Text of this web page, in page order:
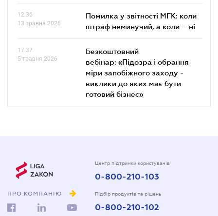
12.36
13 травня 2026
Помилка у звітності МГК: коли
штраф неминучий, а коли – ні
17.37
5 травня 2026
Безкоштовний
вебінар: «Підозра і обрання
міри запобіжного заходу -
виклики до яких має бути
готовий бізнес»
ПРО КОМПАНІЮ
Центр підтримки користувачів
0-800-210-103
Підбір продуктів та рішень
0-800-210-102